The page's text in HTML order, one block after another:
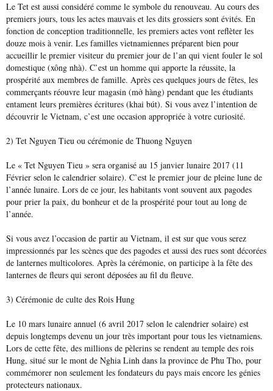
Le Tet est aussi considéré comme le symbole du renouveau. Au cours des
premiers jours, tous les actes mauvais et les dits grossiers sont évités. En
fonction de conception traditionnelle, les premiers actes vont reflèter les
douze mois à venir. Les familles vietnamiennes préparent bien pour
accueillir le premier visiteur du premier jour de l’an qui vient fouler le sol
domestique (xông nhà). C’est un homme qui apporte la réussite, la
prospérité aux membres de famille. Après ces quelques jours de fêtes, les
commerçants réouvre leur magasin (mở hàng) pendant que les étudiants
entament leurs premières écritures (khai bút). Si vous avez l’intention de
découvrir le Vietnam, c’est une occasion appropriée à votre curiosité.
2) Tet Nguyen Tieu ou cérémonie de Thuong Nguyen
Le « Tet Nguyen Tieu » sera organisé au 15 janvier lunaire 2017 (11
Février selon le calendrier solaire). C’est le premier jour de pleine lune de
l’année lunaire. Lors de ce jour, les habitants vont souvent aux pagodes
pour prier la paix, du bonheur et de la prospérité pour tout au long de
l’année.
Si vous avez l’occasion de partir au Vietnam, il est sur que vous serez
impressionnés par les scènes que des pagodes et aussi des rues sont décorées
de lanternes multicolores. Après la cérémonie, on participe à la fête des
lanternes de fleurs qui seront déposées au fil du fleuve.
3) Cérémonie de culte des Rois Hung
Le 10 mars lunaire annuel (6 avril 2017 selon le calendrier solaire) est
depuis longtemps devenu un jour très important pour tous les vietnamiens.
Lors de cette fête, des millions de pèlerins se rendent au temple des rois
Hung, situé sur le mont de Nghia Linh dans la province de Phu Tho, pour
commémorer non seulement les fondateurs du pays mais encore les génies
protecteurs nationaux.